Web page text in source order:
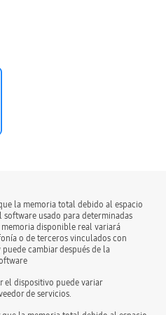
la memoria total debido al espacio
usado para determinadas
disponible real variará
o de terceros vinculados con
cambiar después de la
el dispositivo puede variar
de servicios.